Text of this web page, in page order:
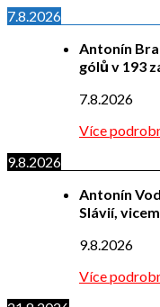
7.8.2026
Antonín
gólů v 193
7.8.2026
Více
9.8.2026
Antonín
Slávií,
9.8.2026
Více